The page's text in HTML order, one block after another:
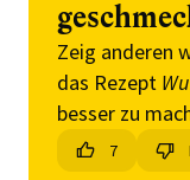
Zeig anderen
das Rezept
besser zu
7